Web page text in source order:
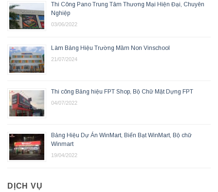
Thi Công Pano Trung Tâm Thương Mại Hiện Đại, Chuyên
Nghiệp
03/06/2022
Làm Bảng Hiệu Trường Mầm Non Vinschool
21/07/2024
Thi công Bảng hiệu FPT Shop, Bộ Chữ Mặt Dựng FPT
04/07/2022
Bảng Hiệu Dự Án WinMart, Biển Bạt WinMart, Bộ chữ
Winmart
19/04/2022
DỊCH VỤ